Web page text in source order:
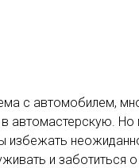
с автомобилем,
автомастерскую.
избежать
и заботиться